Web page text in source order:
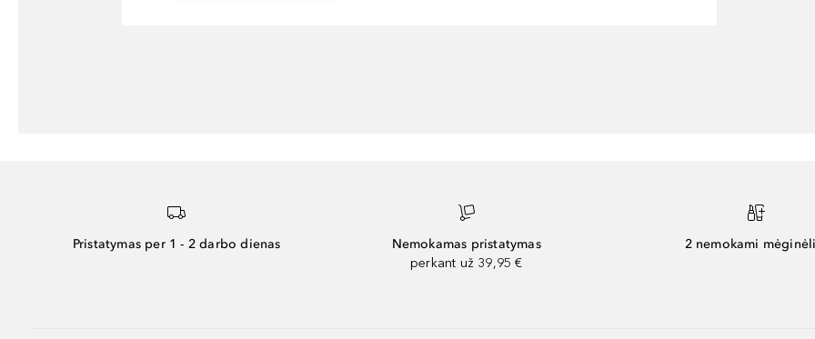
Pristatymas per 1 - 2 darbo dienas
Nemokamas pristatymas
perkant už 39,95 €
2 nemokami